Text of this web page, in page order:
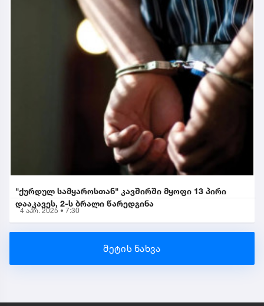
"ქურდულ სამყაროსთან" კავშირში მყოფი 13 პირი
დააკავეს, 2-ს ბრალი წარედგინა
4 აპრ. 2025 • 7:30
მეტის ნახვა